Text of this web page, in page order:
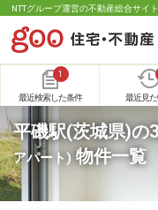
NTTグループ運営の不動産総合サイ
1
最近検索した条件 最近見
平磯駅(茨城県)の
アパート) 物件一覧